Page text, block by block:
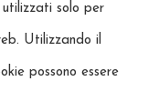
solo per
Utilizzando il
possono essere